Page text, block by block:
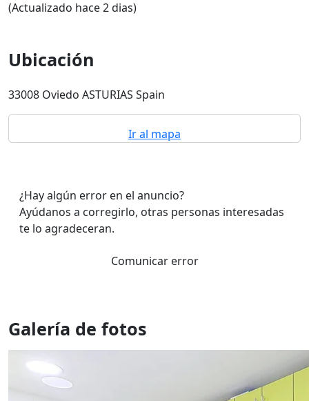
(Actualizado hace 2 dias)
Ubicación
33008 Oviedo ASTURIAS Spain
Ir al mapa
¿Hay algún error en el anuncio?
Ayúdanos a corregirlo, otras personas interesadas
te lo agradeceran.
Comunicar error
Galería de fotos